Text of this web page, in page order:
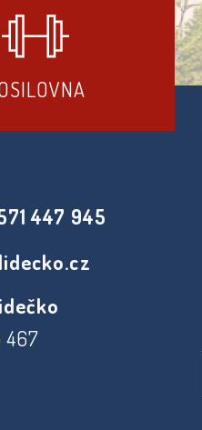
447 945
467